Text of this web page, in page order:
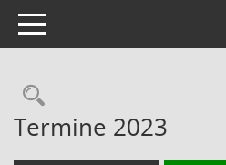
Toggle navigation
Rechercheauswahl
Termine 2023